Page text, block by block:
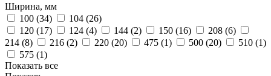
Ширина, мм
100 (34) 104 (26)
120 (17) 124 (4) 144 (2) 150 (16) 208 (6)
214 (8) 216 (2) 220 (20) 475 (1) 500 (20) 510 (1)
575 (1)
Показать все